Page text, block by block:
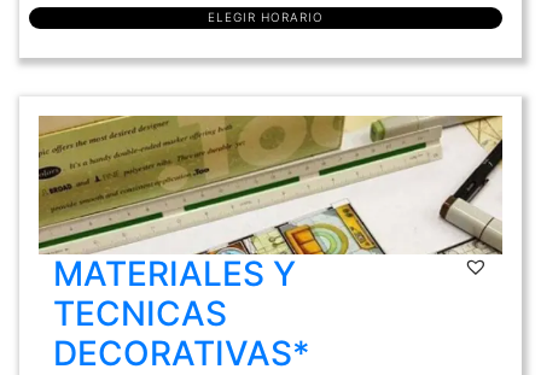
ELEGIR HORARIO
MATERIALES Y
TECNICAS
DECORATIVAS*